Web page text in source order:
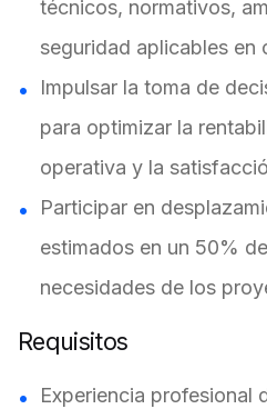
técnicos, normativos,
seguridad aplicables en
Impulsar la toma de
para optimizar la
operativa y la
Participar en
estimados en un 50%
necesidades de los
Requisitos
Experiencia profesional